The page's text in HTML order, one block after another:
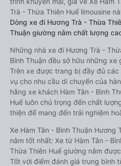
Trà - Thừa Thiên Huế limousine
Dòng xe đi Hương Trà - Thừa
Thuận giường nằm chất lượng
Những nhà xe đi Hương Trà -
Bình Thuận đều sở hữu những
Trên xe được trang bị đầy đủ
vụ cho nhu cầu di chuyển của
hãng xe khách Hàm Tân - Bình
Huế luôn chú trọng đến chất
thiện để mang đến trải nghiệm
Xe Hàm Tân - Bình Thuận Hương
nằm tốt nhất: Xe từ Hàm Tân -
Thừa Thiên Huế giường nằm
Tốt với điểm đánh giá trung bình